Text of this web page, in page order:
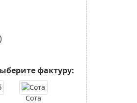
фактуру:
Сота